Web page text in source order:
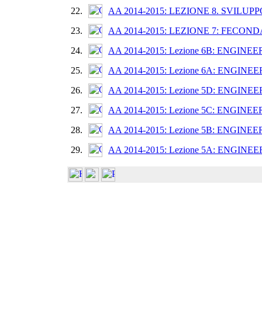
22.
AA 2014-2015: LEZIONE 8.
23.
AA 2014-2015: LEZIONE 7:
24.
AA 2014-2015: Lezione 6B:
25.
AA 2014-2015: Lezione 6A:
26.
AA 2014-2015: Lezione 5D:
27.
AA 2014-2015: Lezione 5C:
28.
AA 2014-2015: Lezione 5B:
29.
AA 2014-2015: Lezione 5A: